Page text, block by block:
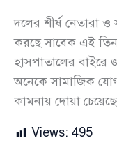
দলের শীর্ষ নেতারা
করছে সাবেক এই
হাসপাতালের বাইরে
অনেকে সামাজিক
কামনায় দোয়া
Views: 495